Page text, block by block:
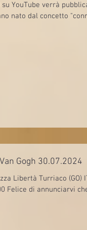
YouTube verrà
nato dal concetto
Gogh 30.07.2024
Libertà Turriaco (GO)
Felice di annunciarvi